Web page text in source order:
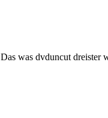
was dvduncut dreister